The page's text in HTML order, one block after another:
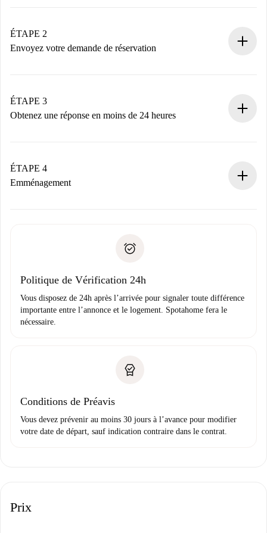
Vous disposez à l’avance de toutes les informations
nécessaires.
ÉTAPE 2
Envoyez votre demande de réservation
Nous ne vous facturerons rien tant que le propriétaire
n’aura pas accepté.
ÉTAPE 3
Obtenez une réponse en moins de 24 heures
contact avec le propriétaire.
Si refusé : aucun prélèvement et nous vous proposerons
Justificatif de solvabilité
ÉTAPE 4
Emménagement
uniquement si aucun problème n'est signalé.
Politique de Vérification 24h
Vous disposez de 24h après l’arrivée pour signaler toute différence
importante entre l’annonce et le logement. Spotahome fera le
nécessaire.
Conditions de Préavis
Vous devez prévenir au moins 30 jours à l’avance pour modifier
votre date de départ, sauf indication contraire dans le contrat.
Prix